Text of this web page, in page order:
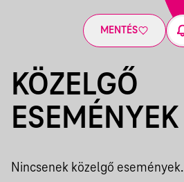
MENTÉS
KÖZELGŐ
ESEMÉNYEK
Nincsenek közelgő események.